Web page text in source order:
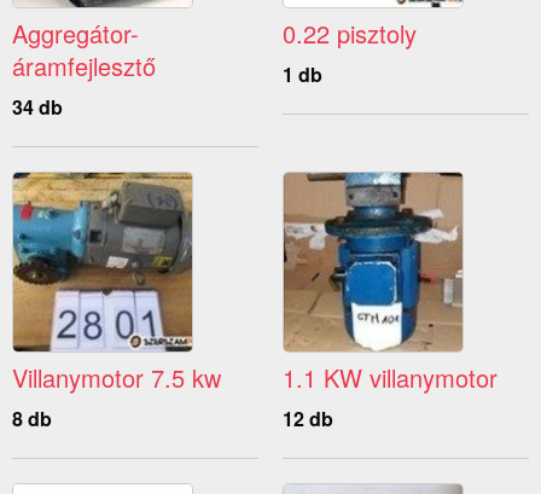
Aggregátor-
áramfejlesztő
34 db
0.22 pisztoly
1 db
Villanymotor 7.5 kw
8 db
1.1 KW villanymotor
12 db